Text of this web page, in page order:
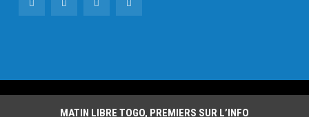
MATIN LIBRE TOGO, PREMIERS SUR L’INFO